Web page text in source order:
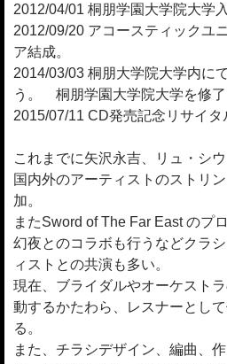
2012/04/01 桐朋学園大学院大学入
2012/09/20 アコースティックユ
ア結成。
2014/03/03 桐朋大学院大学内に
う。 桐朋学園大学院大学を修了
2015/07/11 CD発売記念リサイタ
これまでに矢沢永吉、リュ・シ
国内外のアーティストのストリ
加。
またSword of The Far East のプ
幻夜とのコラボも行うなどクラ
ィストとの共演も多い。
現在、ブライダルやオーケスト
動するかたわら、レスナーとし
る。
また、チラシデザイン、編曲、